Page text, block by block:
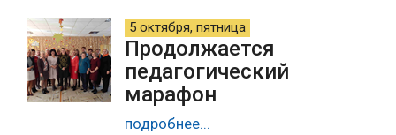
5 октября, пятница
Продолжается
педагогический
марафон
подробнее...